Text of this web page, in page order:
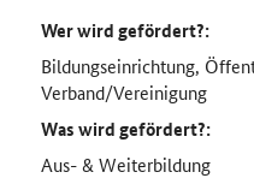
Wer wird gefördert?:
Bildungseinrichtung,
Verband/Vereinigung
Was wird gefördert?:
Aus- & Weiterbildung